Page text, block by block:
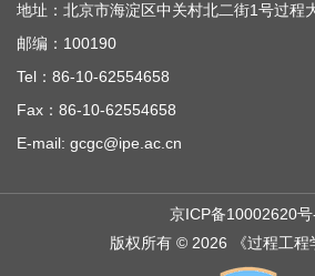
地址：北京市海淀区中关村北二街1号过程
邮编：100190
Tel：86-10-62554658
Fax：86-10-62554658
E-mail: gcgc@ipe.ac.cn
京ICP备10002620号
版权所有 © 2026 《过程工程